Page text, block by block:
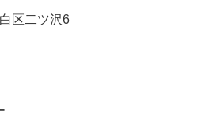
区二ツ沢6